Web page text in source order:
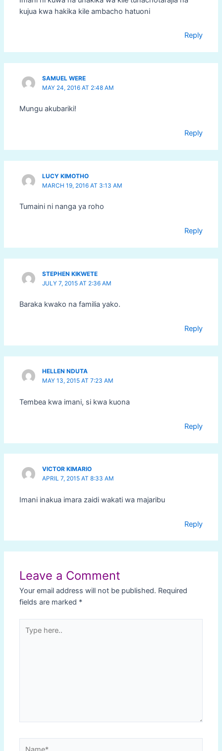
kujua kwa hakika kile ambacho hatuoni
Reply
SAMUEL WERE
MAY 24, 2016 AT 2:48 AM
Mungu akubariki!
Reply
LUCY KIMOTHO
MARCH 19, 2016 AT 3:13 AM
Tumaini ni nanga ya roho
Reply
STEPHEN KIKWETE
JULY 7, 2015 AT 2:36 AM
Baraka kwako na familia yako.
Reply
HELLEN NDUTA
MAY 13, 2015 AT 7:23 AM
Tembea kwa imani, si kwa kuona
Reply
VICTOR KIMARIO
APRIL 7, 2015 AT 8:33 AM
Imani inakua imara zaidi wakati wa majaribu
Reply
Leave a Comment
Your email address will not be published. Required
fields are marked *
here..